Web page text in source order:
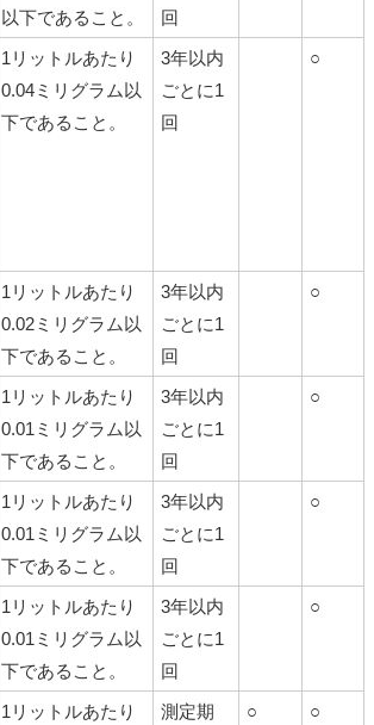
以下であること。
回
1リットルあたり
0.04ミリグラム以
下であること。
3年以内
ごとに1
回
○
1リットルあたり
0.02ミリグラム以
下であること。
3年以内
ごとに1
回
○
1リットルあたり
0.01ミリグラム以
下であること。
3年以内
ごとに1
回
○
1リットルあたり
0.01ミリグラム以
下であること。
3年以内
ごとに1
回
○
1リットルあたり
0.01ミリグラム以
下であること。
3年以内
ごとに1
回
○
1リットルあたり
測定期
○ ○